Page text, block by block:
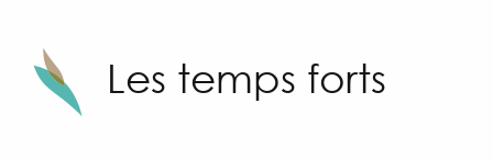
Sandhu Les temps forts